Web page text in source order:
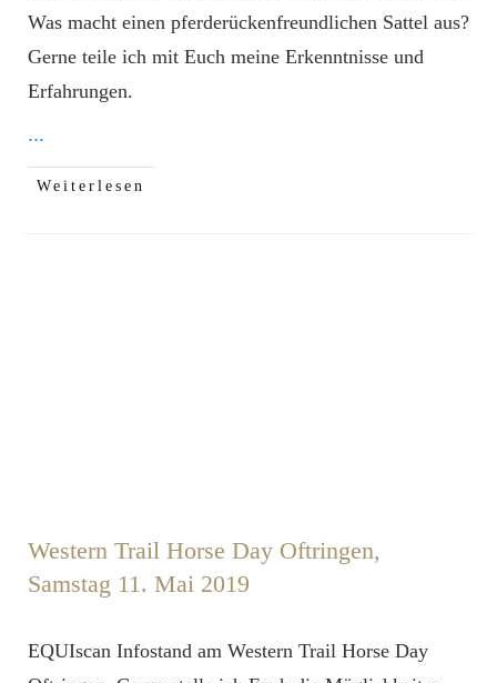
Was macht einen pferderückenfreundlichen Sattel aus?
Gerne teile ich mit Euch meine Erkenntnisse und
Erfahrungen.
...
Weiterlesen
Western Trail Horse Day Oftringen,
Samstag 11. Mai 2019
EQUIscan Infostand am Western Trail Horse Day